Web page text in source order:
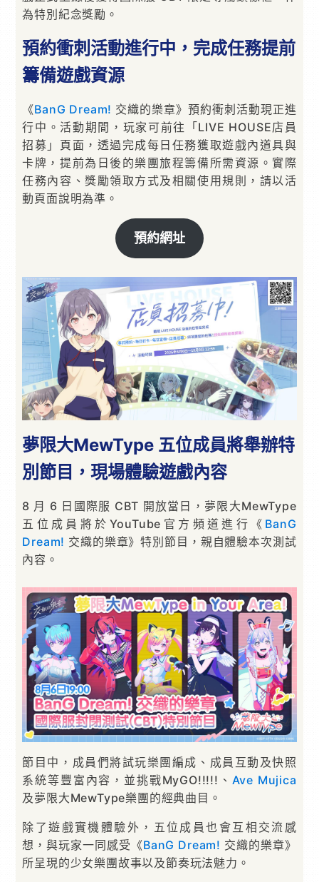
為特別紀念獎勵。
預約衝刺活動進行中，完成任務提前
籌備遊戲資源
《BanG Dream! 交織的樂章》預約衝刺活動現正進
行中。活動期間，玩家可前往「LIVE HOUSE店員
招募」頁面，透過完成每日任務獲取遊戲內道具與
卡牌，提前為日後的樂團旅程籌備所需資源。實際
任務內容、獎勵領取方式及相關使用規則，請以活
動頁面說明為準。
預約網址
夢限大MewType 五位成員將舉辦特
別節目，現場體驗遊戲內容
8 月 6 日國際服 CBT 開放當日，夢限大MewType
五位成員將於YouTube官方頻道進行《 BanG
Dream! 交織的樂章》特別節目，親自體驗本次測試
內容。
節目中，成員們將試玩樂團編成、成員互動及快照
系統等豐富內容，並挑戰MyGO!!!!!、 Ave Mujica
及夢限大MewType樂團的經典曲目。
除了遊戲實機體驗外，五位成員也會互相交流感
想，與玩家一同感受《BanG Dream! 交織的樂章》
所呈現的少女樂團故事以及節奏玩法魅力。